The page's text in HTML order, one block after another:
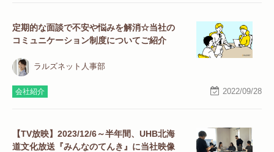
定期的な面談で不安や悩みを解消☆当社の
コミュニケーション制度についてご紹介
ラルズネット人事部
会社紹介 2022/09/28
【TV放映】2023/12/6～半年間、UHB北海
道文化放送『みんなのてんき』に当社映像